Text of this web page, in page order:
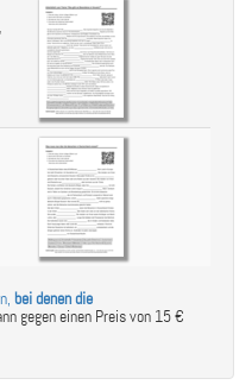
bei denen die
gegen einen Preis von 15 €